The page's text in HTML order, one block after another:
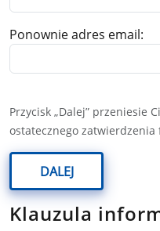
Ponownie adres email:
Przycisk „Dalej” przeniesie
ostatecznego zatwierdzenia
DALEJ
Klauzula